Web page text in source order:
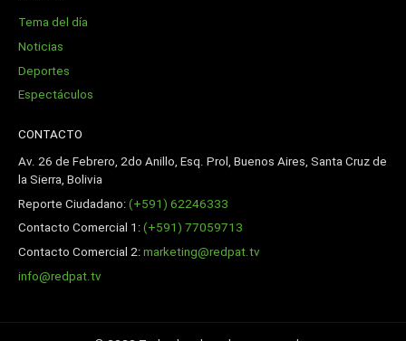
Tema del día
Noticias
Deportes
Espectáculos
CONTACTO
Av. 26 de Febrero, 2do Anillo, Esq. Prol, Buenos Aires, Santa Cruz de
la Sierra, Bolivia
Reporte Ciudadano:(+591) 62246333
Contacto Comercial 1:(+591) 77059713
Contacto Comercial 2:marketing@redpat.tv
info@redpat.tv